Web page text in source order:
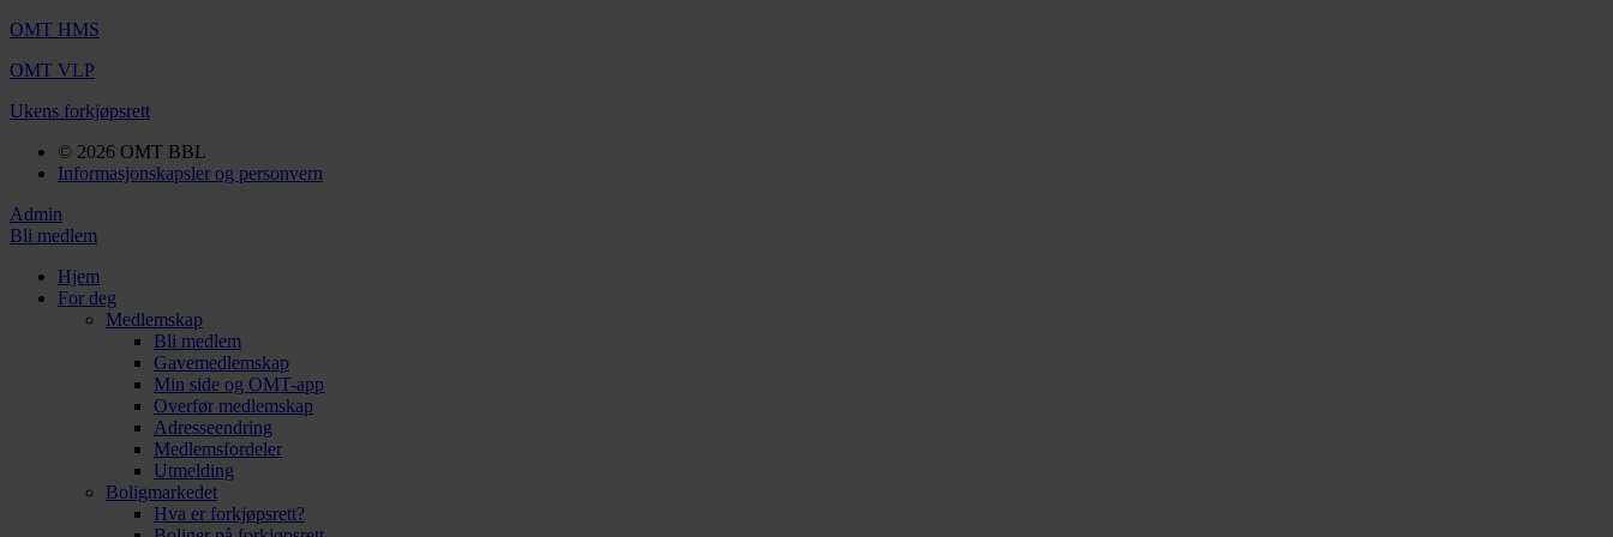
OMT HMS
OMT VLP
Ukens forkjøpsrett
© 2026 OMT BBL
Informasjonskapsler og personvern
Admin
Bli medlem
Hjem
For deg
Medlemskap
Bli medlem
Gavemedlemskap
Min side og OMT-app
Overfør medlemskap
Adresseendring
Medlemsfordeler
Utmelding
Boligmarkedet
Hva er forkjøpsrett?